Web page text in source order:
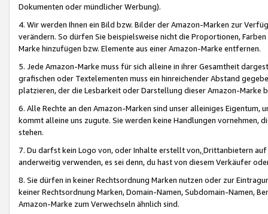
Dokumenten oder mündlicher Werbung).
4. Wir werden Ihnen ein Bild bzw. Bilder der Amazon-Marken zur
verändern. So dürfen Sie beispielsweise nicht die Proportionen,
Marke hinzufügen bzw. Elemente aus einer Amazon-Marke entfernen.
5. Jede Amazon-Marke muss für sich alleine in ihrer Gesamtheit
grafischen oder Textelementen muss ein hinreichender Abstand
platzieren, der die Lesbarkeit oder Darstellung dieser Amazon-Marke
6. Alle Rechte an den Amazon-Marken sind unser alleiniges
kommt alleine uns zugute. Sie werden keine Handlungen vornehmen,
stehen.
7. Du darfst kein Logo von, oder Inhalte erstellt von,Drittanbietern auf
anderweitig verwenden, es sei denn, du hast von diesem Verkäufer
8. Sie dürfen in keiner Rechtsordnung Marken nutzen oder zur
keiner Rechtsordnung Marken, Domain-Namen, Subdomain-Namen,
Amazon-Marke zum Verwechseln ähnlich sind.